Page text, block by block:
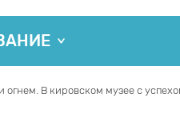
огнем. В кировском музее с